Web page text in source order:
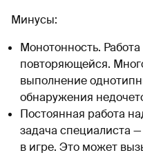
Минусы:
Монотонность.
повторяющейся.
выполнение
обнаружения
Постоянная работа
задача специалиста
в игре. Это может